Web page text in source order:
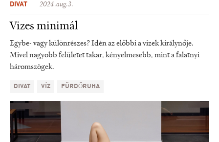
DIVAT 2024.aug.3.
Vizes minimál
Egybe- vagy különrészes? Idén az előbbi a vizek királynője.
Mivel nagyobb felületet takar, kényelmesebb, mint a falatnyi
háromszögek.
DIVAT VÍZ FÜRDŐRUHA